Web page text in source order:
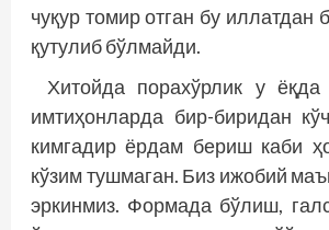
чуқур томир отган бу иллатдан
қутулиб бўлмайди.
Хитойда порахўрлик у ёқда
имтиҳонларда бир-биридан
кимгадир ёрдам бериш каби
кўзим тушмаган. Биз ижобий
эркинмиз. Формада бўлиш,